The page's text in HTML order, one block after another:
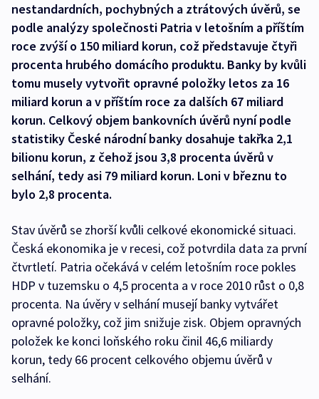
nestandardních, pochybných a ztrátových úvěrů, se
podle analýzy společnosti Patria v letošním a příštím
roce zvýší o 150 miliard korun, což představuje čtyři
procenta hrubého domácího produktu. Banky by kvůli
tomu musely vytvořit opravné položky letos za 16
miliard korun a v příštím roce za dalších 67 miliard
korun. Celkový objem bankovních úvěrů nyní podle
statistiky České národní banky dosahuje takřka 2,1
bilionu korun, z čehož jsou 3,8 procenta úvěrů v
selhání, tedy asi 79 miliard korun. Loni v březnu to
bylo 2,8 procenta.
Stav úvěrů se zhorší kvůli celkové ekonomické situaci.
Česká ekonomika je v recesi, což potvrdila data za první
čtvrtletí. Patria očekává v celém letošním roce pokles
HDP v tuzemsku o 4,5 procenta a v roce 2010 růst o 0,8
procenta. Na úvěry v selhání musejí banky vytvářet
opravné položky, což jim snižuje zisk. Objem opravných
položek ke konci loňského roku činil 46,6 miliardy
korun, tedy 66 procent celkového objemu úvěrů v
selhání.